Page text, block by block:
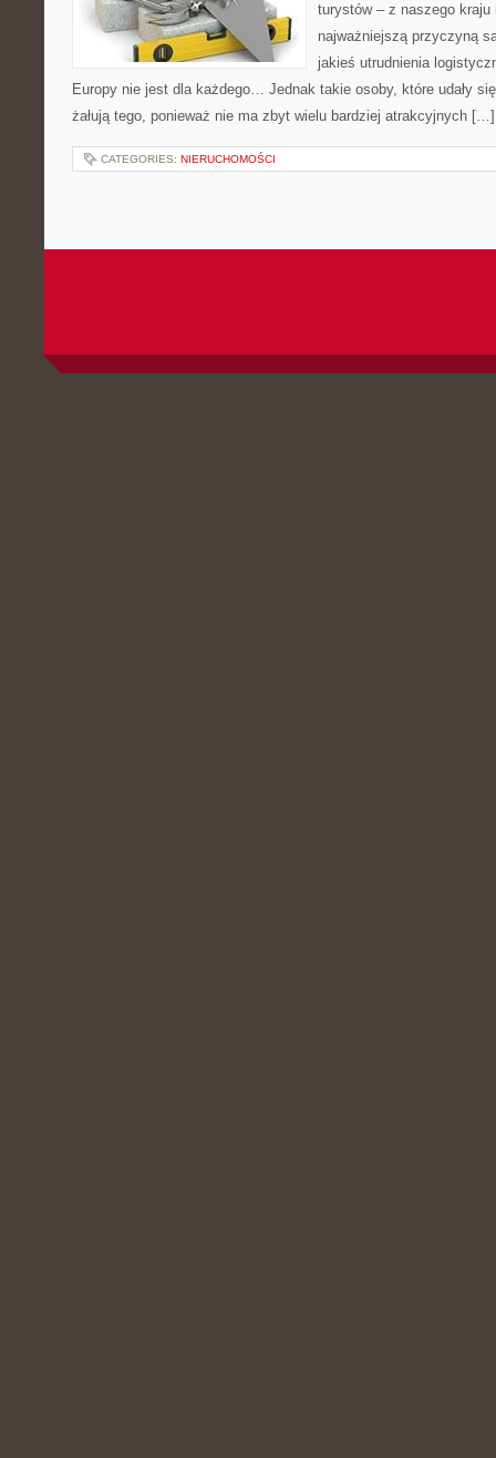
turystów – z naszego
najważniejszą przyczyną
jakieś utrudnienia
Europy nie jest dla każdego… Jednak takie osoby, które udały
żałują tego, ponieważ nie ma zbyt wielu bardziej atrakcyjnych […]
CATEGORIES: NIERUCHOMOŚCI